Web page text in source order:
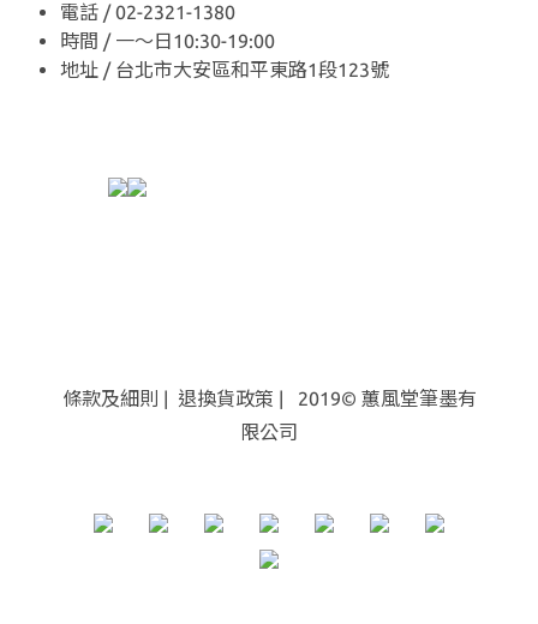
電話 / 02-2321-1380
時間 / 一～日10:30-19:00
地址 / 台北市大安區和平東路1段123號
條款及細則 | 退換貨政策 | 2019© 蕙風堂筆墨有
限公司